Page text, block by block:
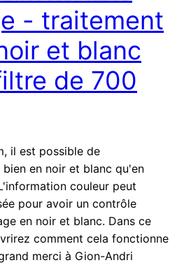
- traitement
et blanc
de 700
il est possible de
en noir et blanc qu'en
couleur peut
pour avoir un contrôle
en noir et blanc. Dans ce
comment cela fonctionne
merci à Gion-Andri